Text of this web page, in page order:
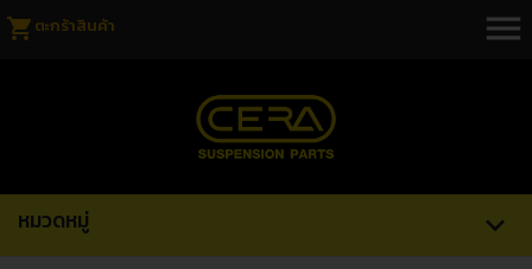
shopping_cart ตะกร้าสินค้า menu
หมวดหมู่ expand_more